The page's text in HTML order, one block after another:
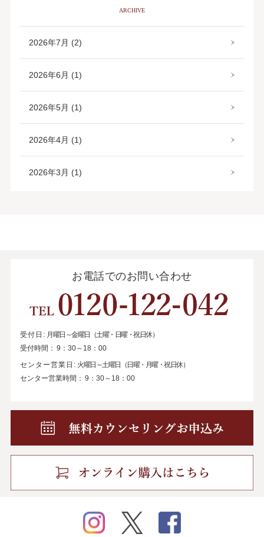
ARCHIVE
2026年7月 (2)
2026年6月 (1)
2026年5月 (1)
2026年4月 (1)
2026年3月 (1)
お電話でのお問い合わせ
受付日: 月曜日～金曜日（土曜・日曜・祝日休）
受付時間： 9：30～18：00
センター営業日: 火曜日～土曜日（日曜・月曜・祝日休）
センター営業時間： 9：30～18：00
instagram